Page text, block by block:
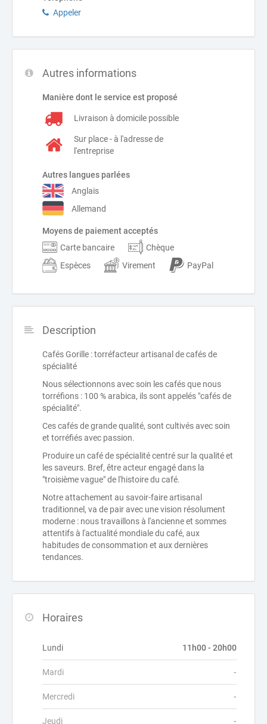
Appeler
Autres informations
Manière dont le service est proposé
Livraison à domicile possible
Sur place - à l'adresse de
l'entreprise
Autres langues parlées
Anglais
Allemand
Moyens de paiement acceptés
Carte bancaire
Chèque
Espèces
Virement PayPal
Description
Cafés Gorille : torréfacteur artisanal de cafés de
spécialité
Nous sélectionnons avec soin les cafés que nous
torréfions : 100 % arabica, ils sont appelés "cafés de
spécialité".
Ces cafés de grande qualité, sont cultivés avec soin
et torréfiés avec passion.
Produire un café de spécialité centré sur la qualité et
les saveurs. Bref, être acteur engagé dans la
"troisième vague" de l'histoire du café.
Notre attachement au savoir-faire artisanal
traditionnel, va de pair avec une vision résolument
moderne : nous travaillons à l'ancienne et sommes
attentifs à l'actualité mondiale du café, aux
habitudes de consommation et aux dernières
tendances.
Horaires
Lundi 11h00 - 20h00
Mardi -
Mercredi -
Jeudi -